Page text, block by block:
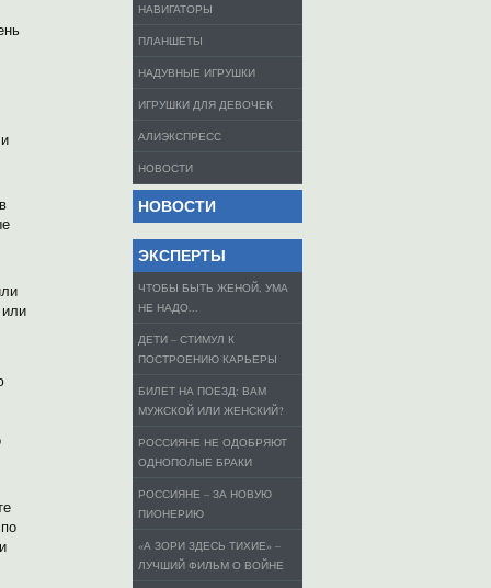
или
НАВИГАТОРЫ
ПЛАНШЕТЫ
НАДУВНЫЕ ИГРУШКИ
ИГРУШКИ ДЛЯ ДЕВОЧЕК
АЛИЭКСПРЕСС
НОВОСТИ
НОВОСТИ
ЭКСПЕРТЫ
ЧТОБЫ БЫТЬ ЖЕНОЙ, УМА
НЕ НАДО...
ДЕТИ – СТИМУЛ К
ПОСТРОЕНИЮ КАРЬЕРЫ
БИЛЕТ НА ПОЕЗД: ВАМ
МУЖСКОЙ ИЛИ ЖЕНСКИЙ?
РОССИЯНЕ НЕ ОДОБРЯЮТ
ОДНОПОЛЫЕ БРАКИ
РОССИЯНЕ – ЗА НОВУЮ
ПИОНЕРИЮ
«А ЗОРИ ЗДЕСЬ ТИХИЕ» –
ЛУЧШИЙ ФИЛЬМ О ВОЙНЕ